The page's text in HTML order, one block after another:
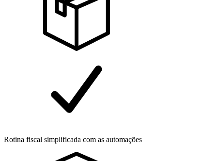
Rotina fiscal simplificada com as automações